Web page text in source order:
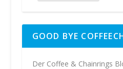
GOOD BYE
Der Coffee & Chainrings